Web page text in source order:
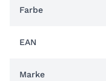
Farbe
EAN
Marke